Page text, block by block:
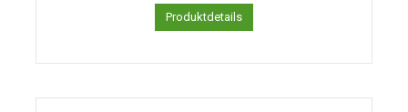
Produktdetails